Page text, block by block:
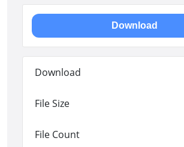
Download
Download
File Size
File Count